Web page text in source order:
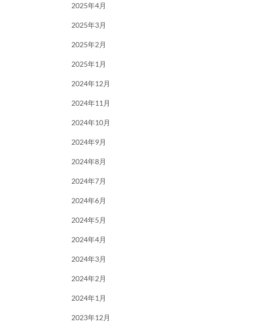
2025年4月
2025年3月
2025年2月
2025年1月
2024年12月
2024年11月
2024年10月
2024年9月
2024年8月
2024年7月
2024年6月
2024年5月
2024年4月
2024年3月
2024年2月
2024年1月
2023年12月